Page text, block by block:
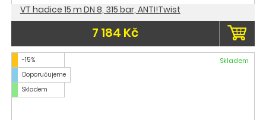
VT hadice 15 m DN 8, 315 bar, ANTI!Twist
7 184 Kč
-15 %
Doporučujeme
Skladem
Skladem